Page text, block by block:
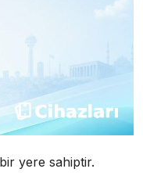
yere sahiptir.